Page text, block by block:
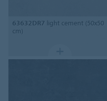
63632DR7 light cement (50x50
cm)